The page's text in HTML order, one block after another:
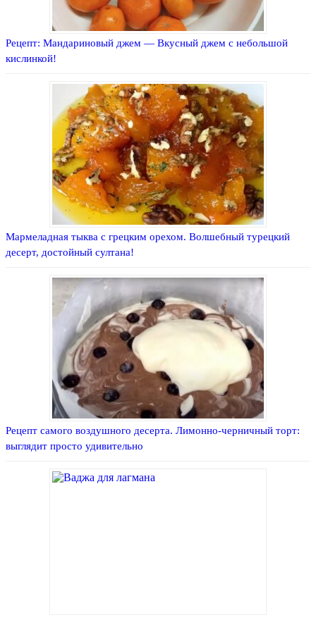
Рецепт: Мандариновый джем — Вкусный джем с небольшой
кислинкой!
Мармеладная тыква с грецким орехом. Волшебный турецкий
десерт, достойный султана!
Рецепт самого воздушного десерта. Лимонно-черничный торт:
выглядит просто удивительно